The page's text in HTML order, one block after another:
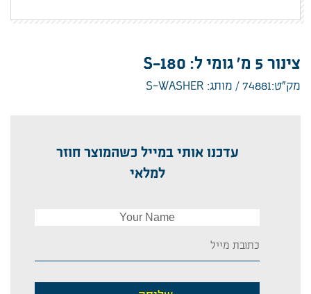
צינור 5 מ' גומי ל: S-180
מק”ט:74881 מותג: S-WASHER
עדכנו אותי במייל כשהמוצר חוזר
למלאי